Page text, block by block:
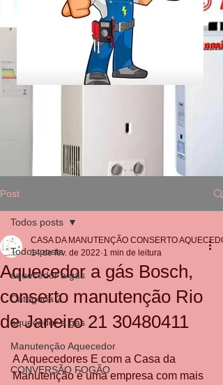
Post
Todos posts
aquecedor a gás
Categoria 2
aquecedor a gás
Manutenção Aquecedor
CONVERSÃO FOGÃO
Todos posts
Aquecedor a gás Bosch,
conserto manutenção Rio
de Janeiro 21 30480411
CASA DA MANUTENÇÃO CONSERTO
14 de fev. de 2022 1 min de leitura
A Aquecedores E com a Casa da
Manutenção é uma empresa com mais